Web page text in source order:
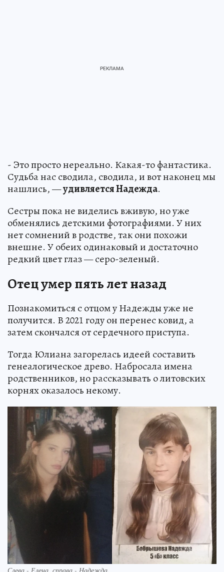
- Это просто нереально. Какая-то фантастика.
Судьба нас сводила, сводила, и вот наконец мы
нашлись, —удивляется Надежда.
Сестры пока не виделись вживую, но уже
обменялись детскими фотографиями. У них
нет сомнений в родстве, так они похожи
внешне. У обеих одинаковый и достаточно
редкий цвет глаз — серо-зеленый.
Отец умер пять лет назад
Познакомиться с отцом у Надежды уже не
получится. В 2021 году он перенес ковид, а
затем скончался от сердечного приступа.
Тогда Юлиана загорелась идеей составить
генеалогическое древо. Набросала имена
родственников, но рассказывать о литовских
корнях оказалось некому.